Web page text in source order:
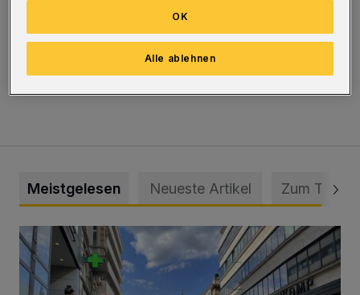
temporäre Markierung aufgebracht, um die
Verkehrsführung sicherzustellen. Der Einbau
der letzten Asphaltschicht wird ins Frühjahr
Meistgelesen Neueste Artikel Zum Thema
Ein Unzustand und Skandal
Alle ablehnen
OK